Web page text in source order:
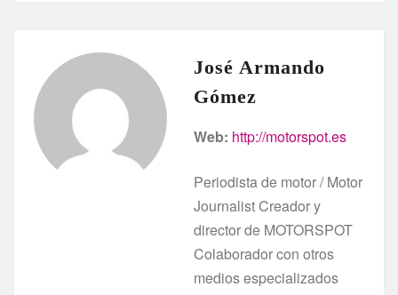
José Armando
Gómez
Web: http://motorspot.es
Periodista de motor / Motor
Journalist Creador y
director de MOTORSPOT
Colaborador con otros
medios especializados